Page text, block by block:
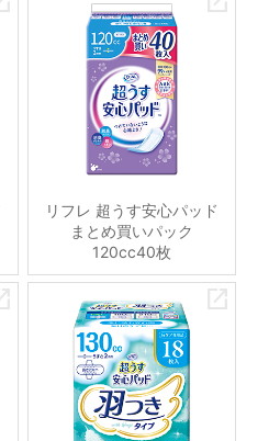
リフレ 超うす安心パッド
まとめ買いパック
120cc40枚